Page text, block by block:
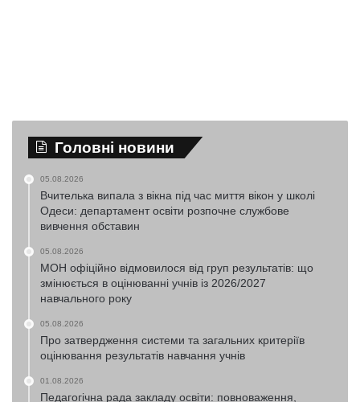
Головні новини
05.08.2026
Вчителька випала з вікна під час миття вікон у школі
Одеси: департамент освіти розпочне службове
вивчення обставин
05.08.2026
МОН офіційно відмовилося від груп результатів: що
змінюється в оцінюванні учнів із 2026/2027
навчального року
05.08.2026
Про затвердження системи та загальних критеріїв
оцінювання результатів навчання учнів
01.08.2026
Педагогічна рада закладу освіти: повноваження,